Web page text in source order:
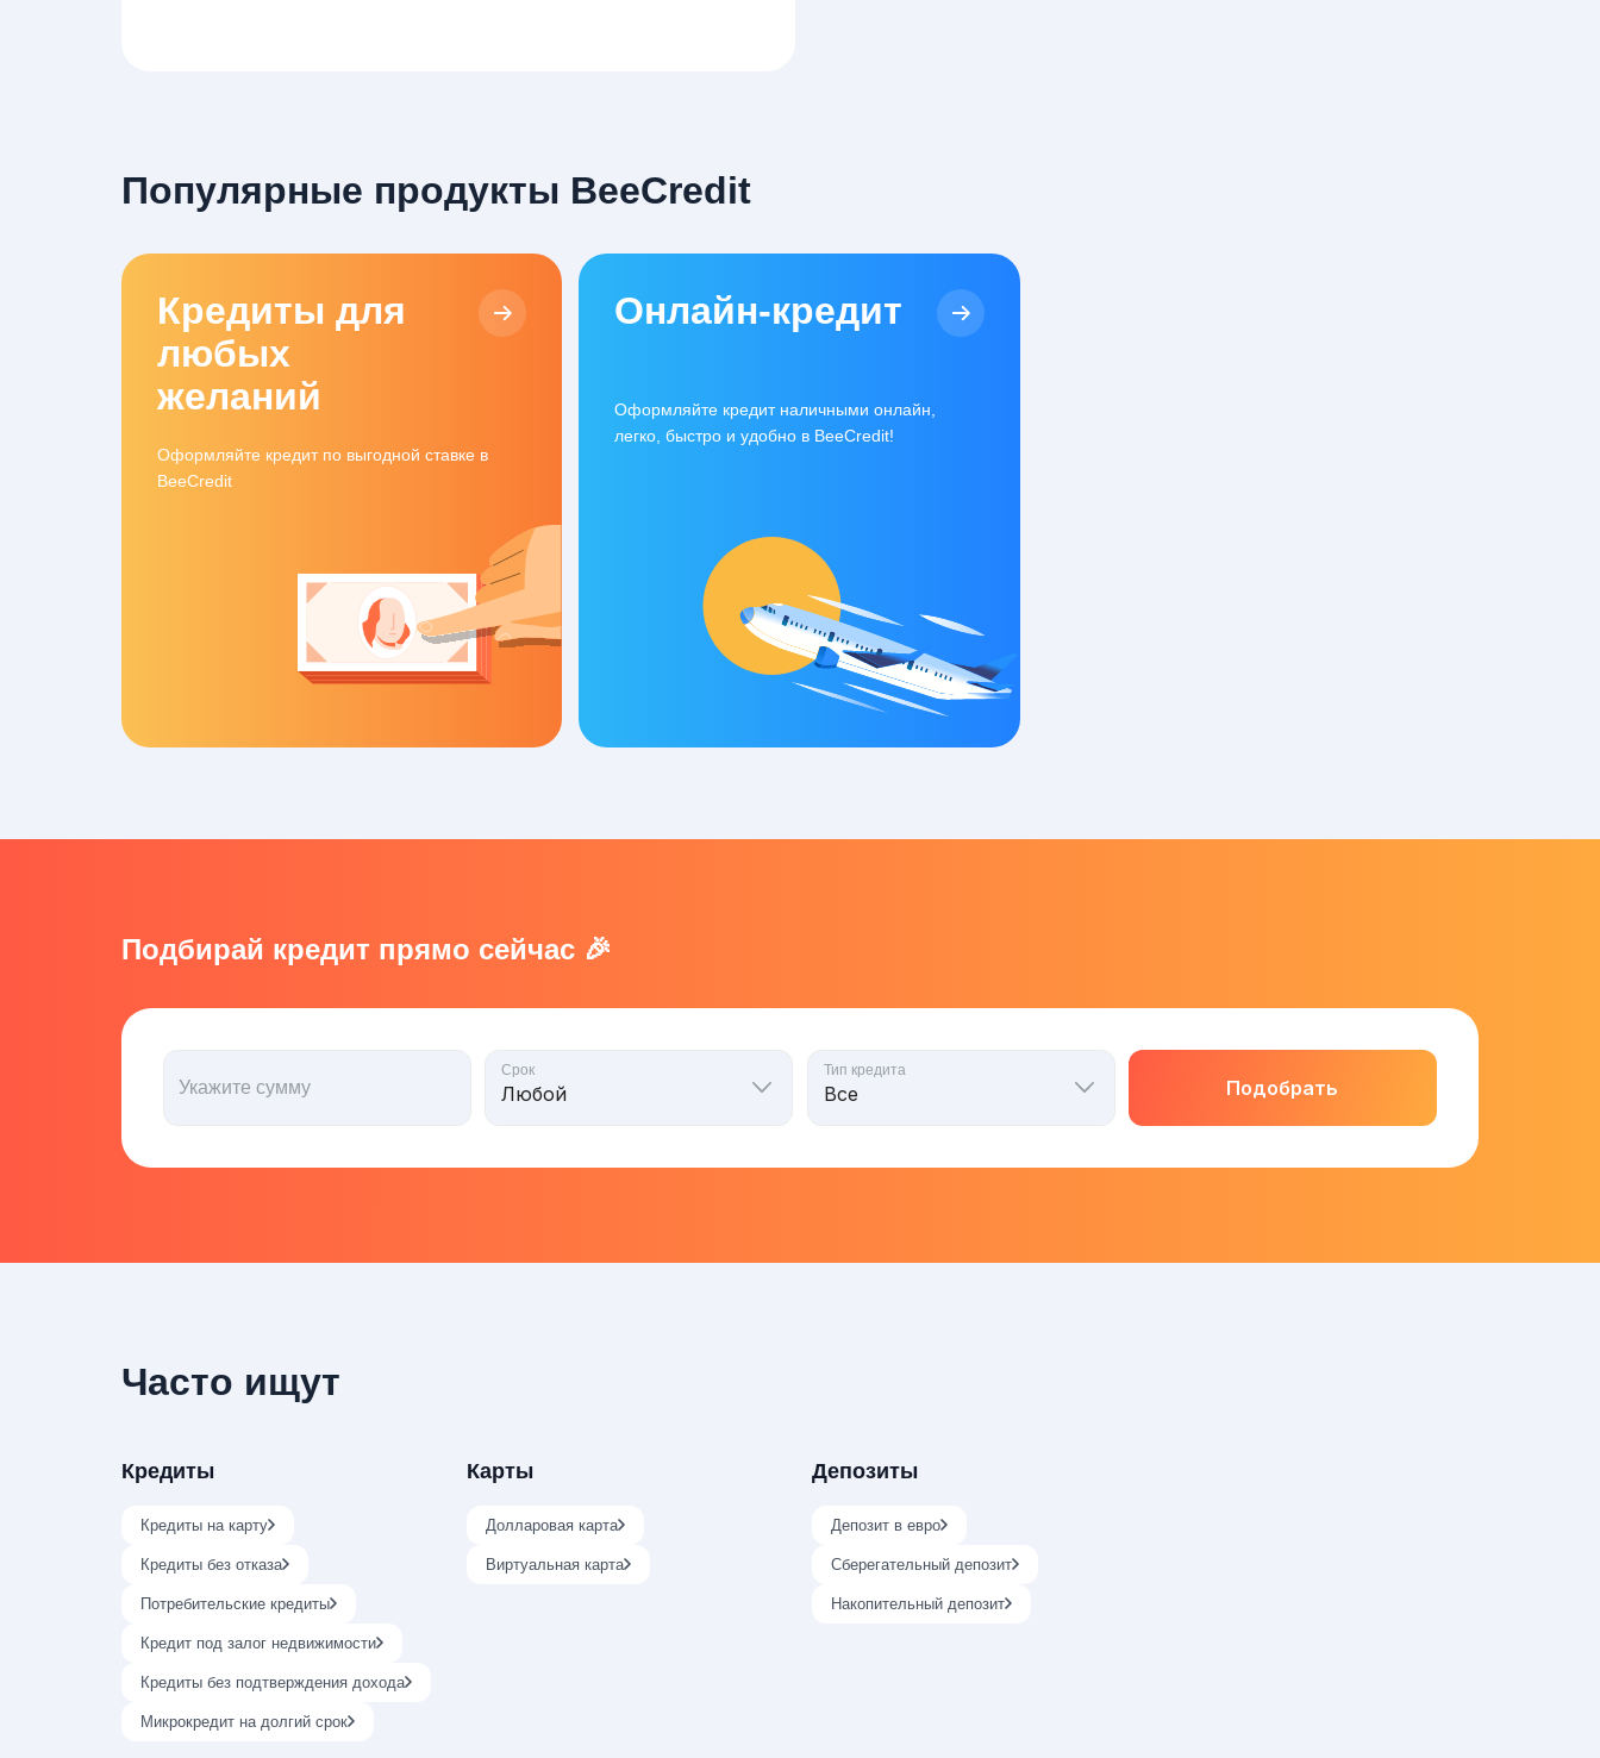
Популярные продукты BeeCredit
Кредиты для
любых
желаний
Оформляйте кредит по выгодной ставке в
BeeCredit
Онлайн-кредит
Оформляйте кредит наличными онлайн,
легко, быстро и удобно в BeeCredit!
Подбирай кредит прямо сейчас 🎉
Укажите сумму
Срок Тип кредита
Подобрать
Часто ищут
Кредиты
Кредиты на карту
Кредиты без отказа
Потребительские кредиты
Кредит под залог недвижимости
Кредиты без подтверждения дохода
Микрокредит на долгий срок
Карты
Долларовая карта
Виртуальная карта
Депозиты
Депозит в евро
Сберегательный депозит
Накопительный депозит